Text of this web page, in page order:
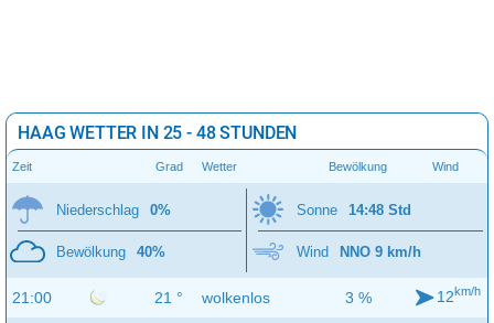
HAAG WETTER IN 25 - 48 STUNDEN
Zeit Grad Wetter Bewölkung Wind
Niederschlag 0%
Bewölkung 40%
Sonne 14:48 Std
Wind NNO 9 km/h
21:00 21 ° wolkenlos 3 % 12km/h